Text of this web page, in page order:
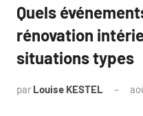
Quels
rénovation
situations types
par Louise KESTEL